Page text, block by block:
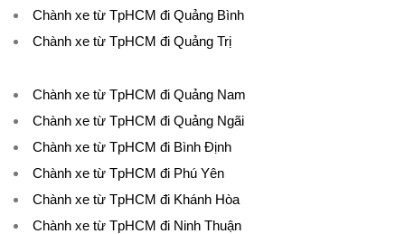
Chành xe từ TpHCM đi Quảng Bình
Chành xe từ TpHCM đi Quảng Trị
Chành xe từ TpHCM đi Quảng Nam
Chành xe từ TpHCM đi Quảng Ngãi
Chành xe từ TpHCM đi Bình Định
Chành xe từ TpHCM đi Phú Yên
Chành xe từ TpHCM đi Khánh Hòa
Chành xe từ TpHCM đi Ninh Thuận